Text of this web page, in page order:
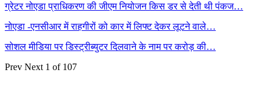
ग्रेटर नोएडा प्राधिकरण की जीएम नियोजन किस डर से देती थी पंकज…
नोएडा -एनसीआर में राहगीरों को कार में लिफ्ट देकर लूटने वाले…
सोशल मीडिया पर डिस्ट्रीब्युटर दिलवाने के नाम पर करोड़ की…
Prev Next 1 of 107